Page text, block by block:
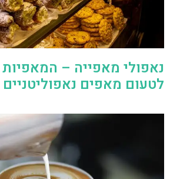
נאפולי מאפייה –
לטעום מאפים נאפוליטניים